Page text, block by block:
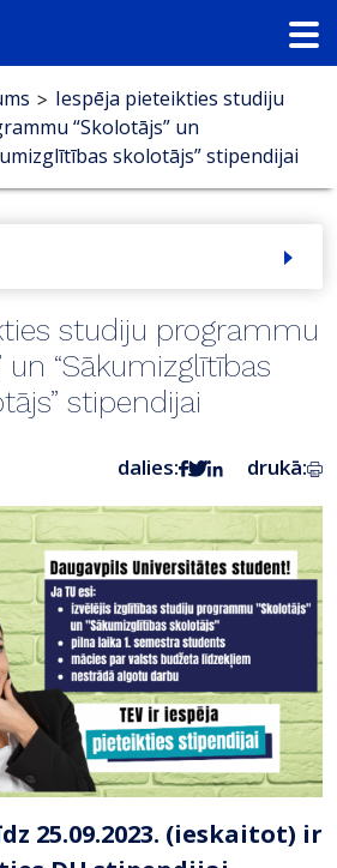
> Iespēja pieteikties studiju
“Skolotājs” un
skolotājs” stipendijai
studiju programmu
un “Sākumizglītības
stipendijai
dalies: drukā:
25.09.2023. (ieskaitot) ir